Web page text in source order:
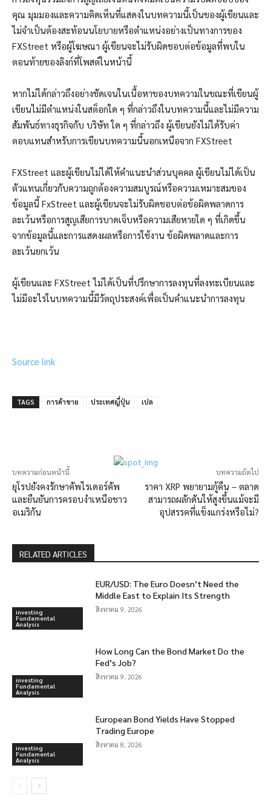
คุณ มุมมองและความคิดเห็นที่แสดงในบทความนี้เป็นของผู้เขียนและ
ไม่จำเป็นต้องสะท้อนนโยบายหรือตำแหน่งอย่างเป็นทางการของ
FXStreet หรือผู้โฆษณา ผู้เขียนจะไม่รับผิดชอบต่อข้อมูลที่พบใน
ตอนท้ายของลิงก์ที่โพสต์ในหน้านี้
หากไม่ได้กล่าวถึงอย่างชัดเจนในเนื้อหาของบทความในขณะที่เขียนผู้
เขียนไม่มีตำแหน่งในสต็อกใด ๆ ที่กล่าวถึงในบทความนี้และไม่มีความ
สัมพันธ์ทางธุรกิจกับ บริษัท ใด ๆ ที่กล่าวถึง ผู้เขียนยังไม่ได้รับค่า
ตอบแทนสำหรับการเขียนบทความนี้นอกเหนือจาก FXStreet
FXStreet และผู้เขียนไม่ได้ให้คำแนะนำส่วนบุคคล ผู้เขียนไม่ได้เป็น
ตัวแทนเกี่ยวกับความถูกต้องความสมบูรณ์หรือความเหมาะสมของ
ข้อมูลนี้ FxStreet และผู้เขียนจะไม่รับผิดชอบต่อข้อผิดพลาดการ
ละเว้นหรือการสูญเสียการบาดเจ็บหรือความเสียหายใด ๆ ที่เกิดขึ้น
จากข้อมูลนี้และการแสดงผลหรือการใช้งาน ข้อผิดพลาดและการ
ละเว้นยกเว้น
ผู้เขียนและ FXStreet ไม่ได้เป็นที่ปรึกษาการลงทุนที่ลงทะเบียนและ
ไม่มีอะไรในบทความนี้มีวัตถุประสงค์เพื่อเป็นคำแนะนำการลงทุน
Source link
TAGS การค้าขาย ประเทศญี่ปุ่น เปล
บทความก่อนหน้านี้
ยุโรปยังคงรักษาคัพไรเดอร์คัพ
และยืนยันการครอบงำเหนือชาว
อเมริกัน
บทความถัดไป
ราคา XRP พยายามกู้คืน – ตลาด
สามารถผลักดันให้สูงขึ้นแม้จะมี
อุปสรรคที่แข็งแกร่งหรือไม่?
RELATED ARTICLES
investing
Fundamental
Analysis
EUR/USD: The Euro Doesn’t Need the
Middle East to Explain Its Strength
สิงหาคม 9, 2026
investing
Fundamental
Analysis
How Long Can the Bond Market Do the
Fed’s Job?
สิงหาคม 9, 2026
investing
Fundamental
Analysis
European Bond Yields Have Stopped
Trading Europe
สิงหาคม 8, 2026